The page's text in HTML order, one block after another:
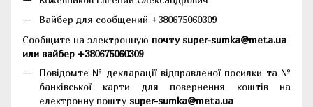
Вайбер для сообщений +380675060309
Сообщите на электронную почту super-sumka@meta.ua
или вайбер +380675060309
Повідомте № декларації відправленої посилки та №
банківської карти для повернення коштів на
електронну пошту super-sumka@meta.ua